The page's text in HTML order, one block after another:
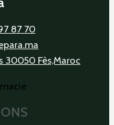
87 70
30050 Fès,Maroc